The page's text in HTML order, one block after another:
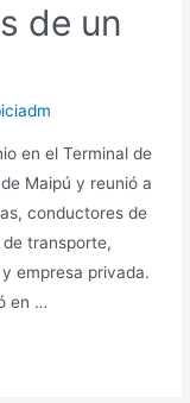
de un
en el Terminal de
Maipú y reunió a
conductores de
transporte,
empresa privada.
en …